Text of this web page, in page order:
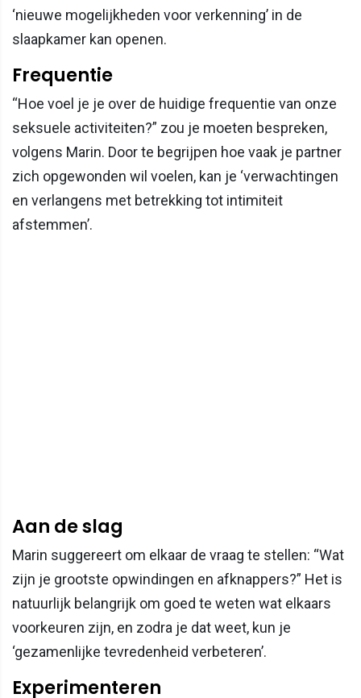
‘nieuwe mogelijkheden voor verkenning’ in de
slaapkamer kan openen.
Frequentie
“Hoe voel je je over de huidige frequentie van onze
seksuele activiteiten?” zou je moeten bespreken,
volgens Marin. Door te begrijpen hoe vaak je partner
zich opgewonden wil voelen, kan je ‘verwachtingen
en verlangens met betrekking tot intimiteit
afstemmen’.
Aan de slag
Marin suggereert om elkaar de vraag te stellen: “Wat
zijn je grootste opwindingen en afknappers?” Het is
natuurlijk belangrijk om goed te weten wat elkaars
voorkeuren zijn, en zodra je dat weet, kun je
‘gezamenlijke tevredenheid verbeteren’.
Experimenteren